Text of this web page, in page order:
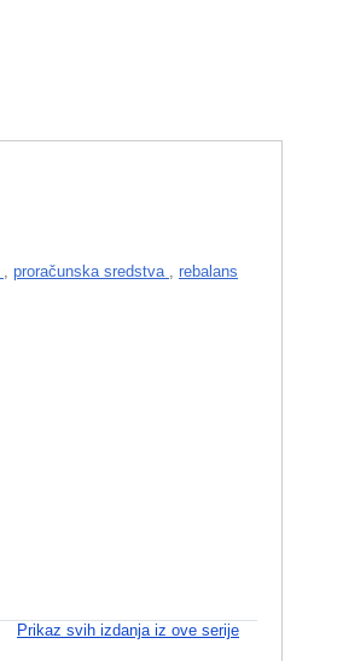
proračunska sredstva
rebalans
Prikaz svih izdanja iz ove serije